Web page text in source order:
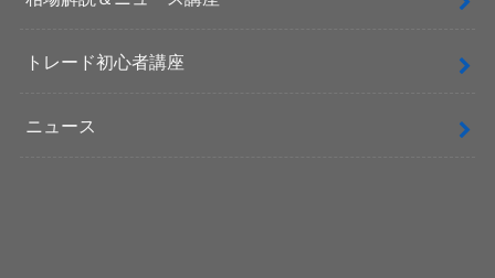
トレード初心者講座
ニュース